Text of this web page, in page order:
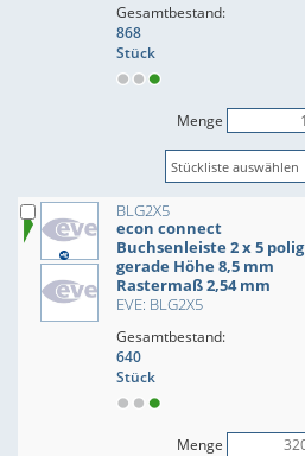
Gesamtbestand:
868
Stück
Menge
BLG2X5
econ connect
Buchsenleiste 2 x 5 polig
gerade Höhe 8,5 mm
Rastermaß 2,54 mm
EVE: BLG2X5
Gesamtbestand:
640
Stück
Menge